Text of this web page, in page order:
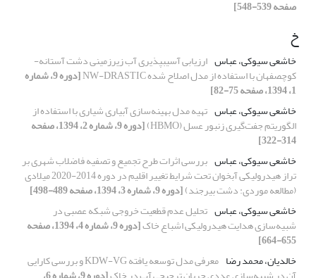
صفحه 539-548]
خ
خاشعی سیوکی، عباس ارزیابی آسیب‏پذیری آب زیرزمینی دشت آستانه-
کوچصفهان با استفاده از مدل اصلاح شده NW-DRASTIC [دوره 9، شماره
1، 1394، صفحه 75-82]
خاشعی سیوکی، عباس تهیه مدل بهینه‌‌سازی آبیاری شیاری با استفاده از
الگوریتم جفت‌گیری زنبور عسل (HBMO) [دوره 9، شماره 2، 1394، صفحه
314-322]
خاشعی سیوکی، عباس بررسی اثرات طرح تجمیع و تصفیه فاضلاب شهری بر
تراز هیدرولیکی آبخوان تحت شرایط تغییر اقلیم در دوره 2014-2020 میلادی
(مطالعه موردی: دشت بیرجند)[دوره 9، شماره 3، 1394، صفحه 489-498]
خاشعی سیوکی، عباس تحلیل عدم قطعیت خروجی شبکه عصبی در
شبیه‌سازی هدایت هیدرولیکی اشباع خاک [دوره 9، شماره 4، 1394، صفحه
655-664]
خالدیان، محمد رضا
معرفی مدل توسعه یافته KDW-VG و بررسی کارایی